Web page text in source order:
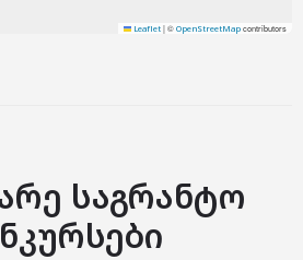
Leaflet |© OpenStreetMap contributors
საგრანტო